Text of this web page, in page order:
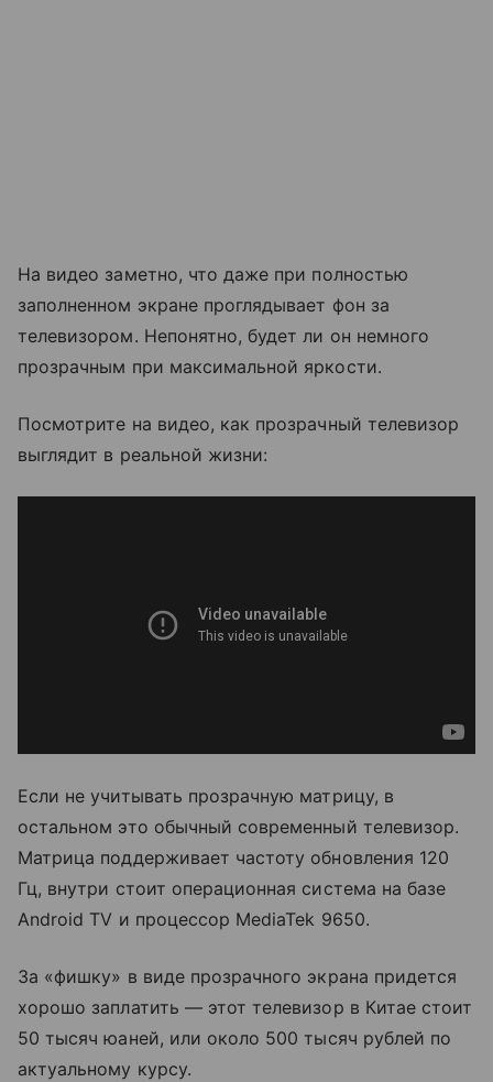
На видео заметно, что даже при полностью
заполненном экране проглядывает фон за
телевизором. Непонятно, будет ли он немного
прозрачным при максимальной яркости.
Посмотрите на видео, как прозрачный телевизор
выглядит в реальной жизни:
Если не учитывать прозрачную матрицу, в
остальном это обычный современный телевизор.
Матрица поддерживает частоту обновления 120
Гц, внутри стоит операционная система на базе
Android TV и процессор MediaTek 9650.
За «фишку» в виде прозрачного экрана придется
хорошо заплатить — этот телевизор в Китае стоит
50 тысяч юаней, или около 500 тысяч рублей по
актуальному курсу.